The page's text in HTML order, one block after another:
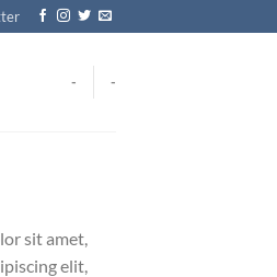
- -
sit amet,
elit,